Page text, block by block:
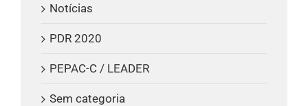
Notícias
PDR 2020
PEPAC-C / LEADER
Sem categoria